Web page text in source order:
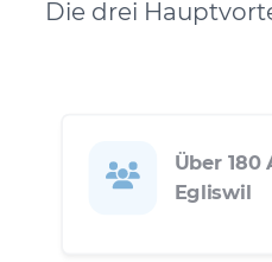
Die drei
Über 180
Egliswil